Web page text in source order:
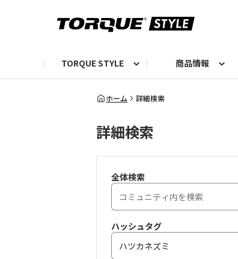
TORQUE STYLE
お知らせ TORQUIZ【投票企画】
商品情報
TORQUEニュース
TORQUEフォト
自己紹介しよう
編集部の日常フォト
ホーム 詳細検索
詳細検索
全体検索
ハッシュタグ